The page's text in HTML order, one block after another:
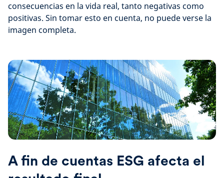
consecuencias en la vida real, tanto negativas como
positivas. Sin tomar esto en cuenta, no puede verse la
imagen completa.
A fin de cuentas ESG afecta el